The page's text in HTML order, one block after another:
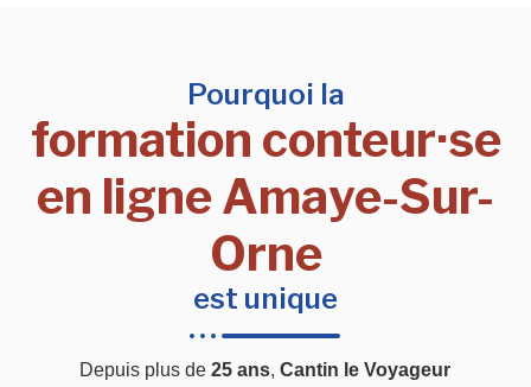
Pourquoi la
formation conteur·se
en ligne Amaye-Sur-
Orne
est unique
Depuis plus de25 ans,Cantin le Voyageur